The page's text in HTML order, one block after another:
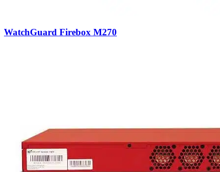
WatchGuard Firebox M270